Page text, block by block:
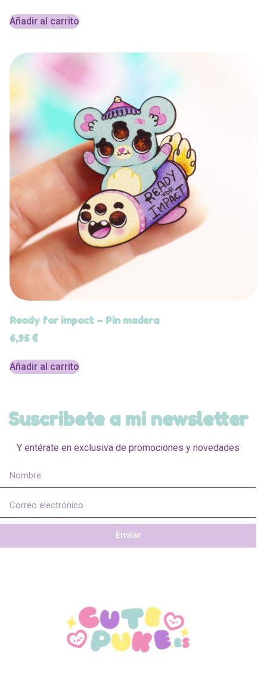
Añadir al carrito
Ready for impact – Pin madera
6,95 €
Añadir al carrito
Suscribete a mi newsletter
Y entérate en exclusiva de promociones y novedades
Enviar